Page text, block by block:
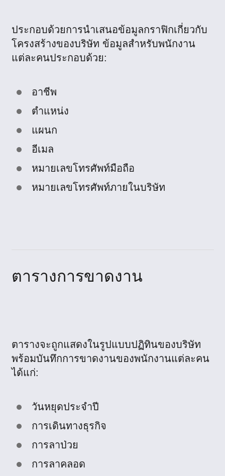
ประกอบด้วยการนำเสนอข้อมูลกราฟิกเกี่ยวกับ
โครงสร้างของบริษัท ข้อมูลสำหรับพนักงาน
แต่ละคนประกอบด้วย:
อาชีพ
ตำแหน่ง
แผนก
อีเมล
หมายเลขโทรศัพท์มือถือ
หมายเลขโทรศัพท์ภายในบริษัท
ตารางการขาดงาน
ตารางจะถูกแสดงในรูปแบบปฏิทินของบริษัท
พร้อมบันทึกการขาดงานของพนักงานแต่ละคน
ได้แก่:
วันหยุดประจำปี
การเดินทางธุรกิจ
การลาป่วย
การลาคลอด